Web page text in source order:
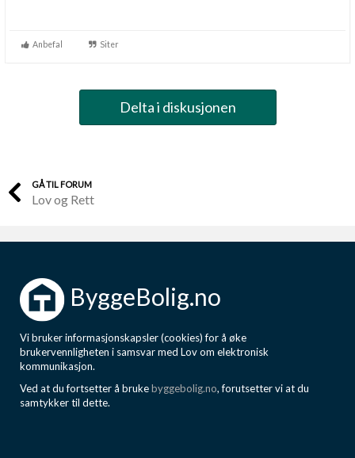
Anbefal Siter
Delta i diskusjonen
GÅ TIL FORUM
Lov og Rett
ByggeBolig.no
Vi bruker informasjonskapsler (cookies) for å øke
brukervennligheten i samsvar med Lov om elektronisk
kommunikasjon.
Ved at du fortsetter å brukebyggebolig.no, forutsetter vi at du
samtykker til dette.